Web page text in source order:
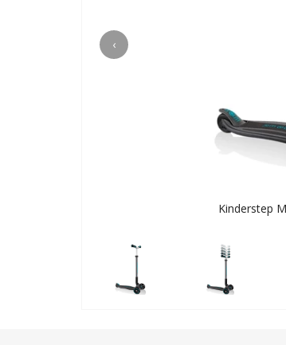
‹
Kinderstep